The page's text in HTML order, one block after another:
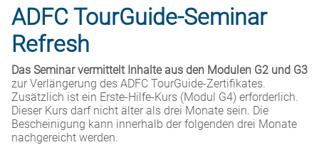
ADFC TourGuide-Seminar
Refresh
Das Seminar vermittelt Inhalte aus den Modulen G2 und G3
zur Verlängerung des ADFC TourGuide-Zertifikates.
Zusätzlich ist ein Erste-Hilfe-Kurs (Modul G4) erforderlich.
Dieser Kurs darf nicht älter als drei Monate sein. Die
Bescheinigung kann innerhalb der folgenden drei Monate
nachgereicht werden.